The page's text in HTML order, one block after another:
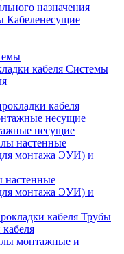
назначения
Кабеленесущие
Системы
кабеля
несущие
настенные
монтажа ЭУИ) и
Трубы